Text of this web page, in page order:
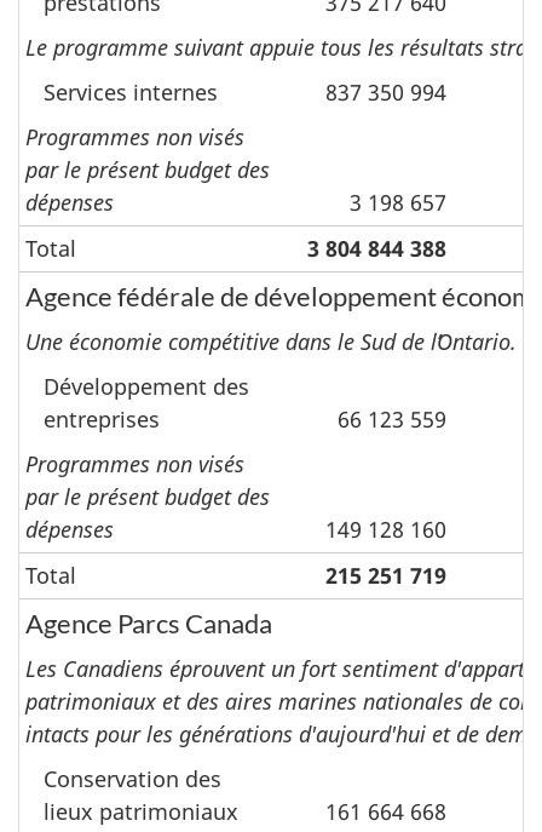
Le programme suivant appuie tous les résultats
Services internes
837 350 994
Programmes non visés
par le présent budget des
dépenses
3 198 657
Total
3 804 844 388
Agence fédérale de développement
Une économie compétitive dans le Sud de lʼOntario.
Développement des
entreprises
66 123 559
Programmes non visés
par le présent budget des
dépenses
149 128 160
Total
215 251 719
Agence Parcs Canada
Les Canadiens éprouvent un fort sentiment
patrimoniaux et des aires marines nationales de
intacts pour les générations d'aujourd'hui et de
Conservation des
lieux patrimoniaux
161 664 668